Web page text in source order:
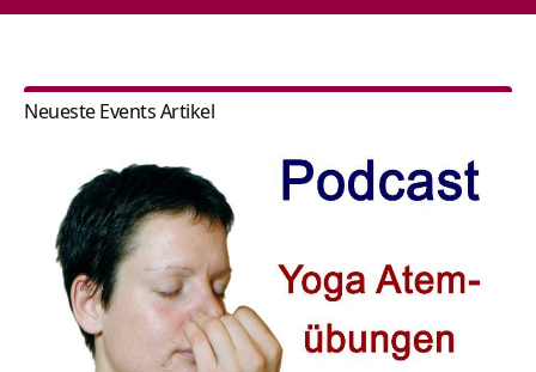
Neueste Events Artikel